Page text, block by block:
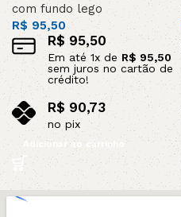
com fundo lego
R$95,50
R$ 95,50
Em até 1x de R$ 95,50
sem juros no cartão de
crédito!
R$90,73
no pix
Adicionar ao carrinho